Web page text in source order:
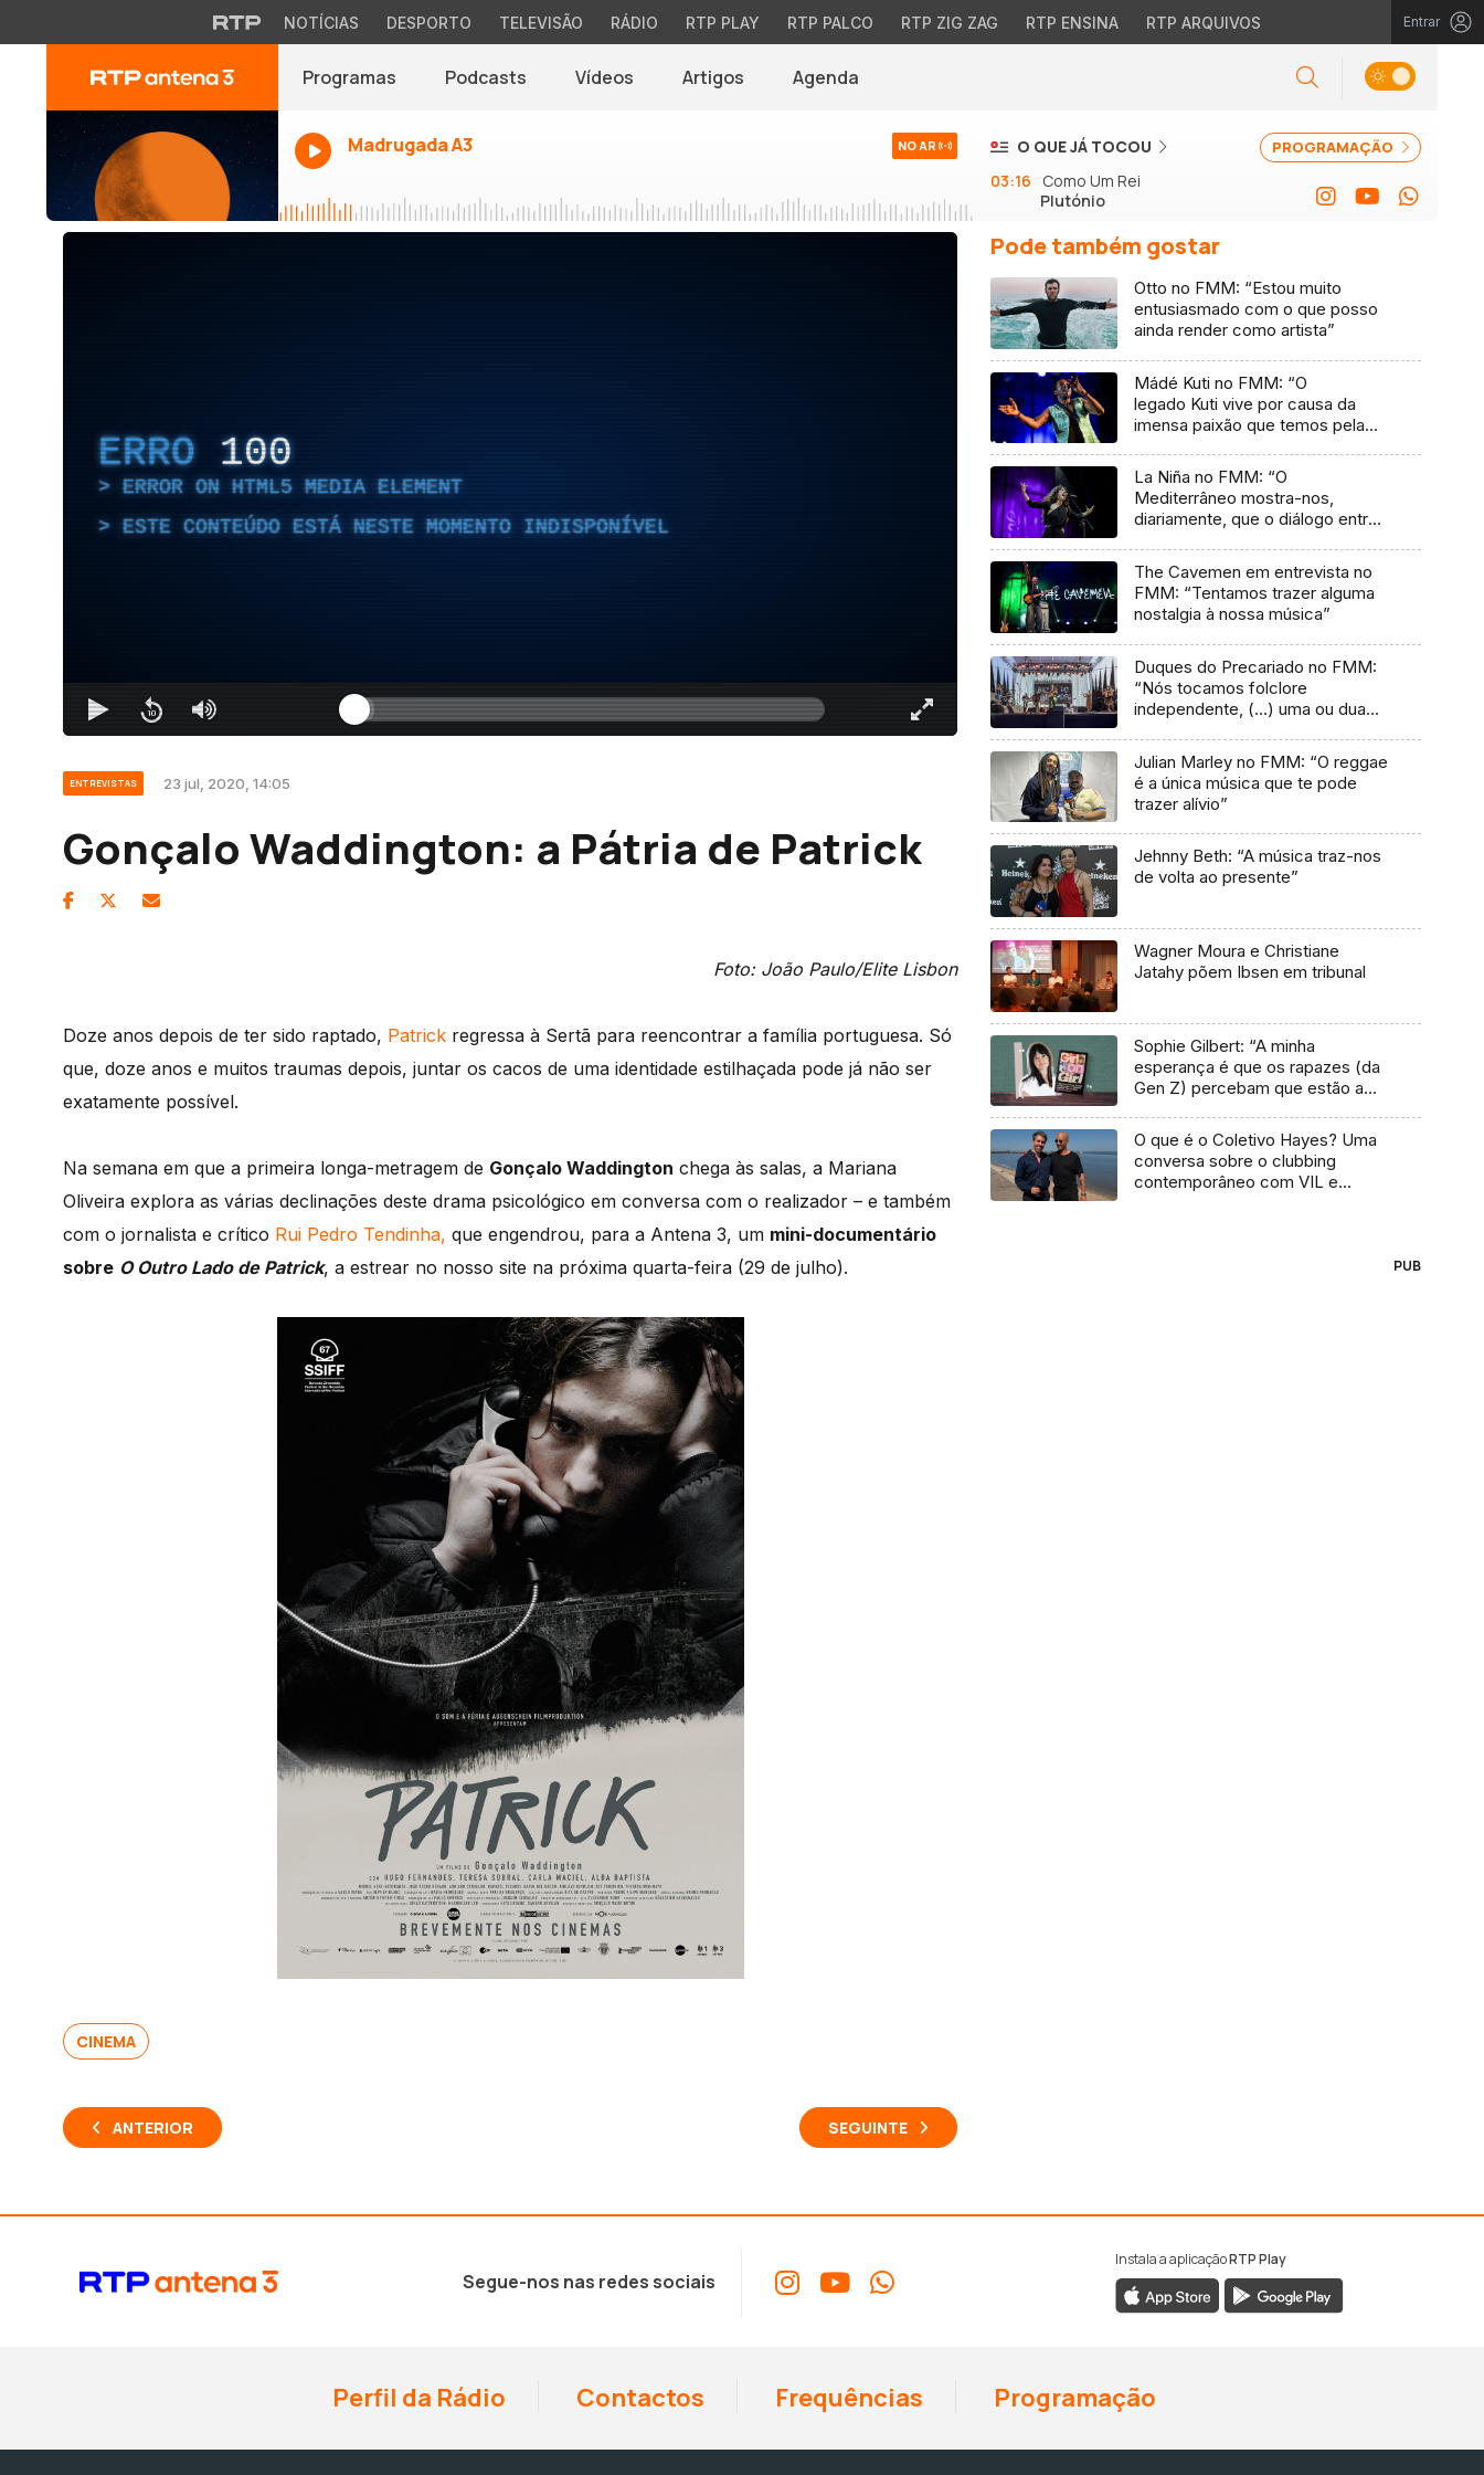
NOTÍCIAS DESPORTO TELEVISÃO RÁDIO RTP PLAY RTP PALCO RTP ZIG ZAG RTP ENSINA RTP ARQUIVOS Entrar
Programas Podcasts Vídeos Artigos Agenda
Madrugada A3 NO AR PROGRAMAÇÃO
O QUE JÁ TOCOU
03:16
Como Um Rei
Plutónio
ERRO 100
ERROR ON HTML5 MEDIA ELEMENT
ESTE CONTEÚDO ESTÁ NESTE MOMENTO INDISPONÍVEL
ENTREVISTAS 23 jul, 2020, 14:05
Gonçalo Waddington: a Pátria de Patrick
Foto: João Paulo/Elite Lisbon
Doze anos depois de ter sido raptado, Patrick regressa à Sertã para reencontrar a família portuguesa. Só
que, doze anos e muitos traumas depois, juntar os cacos de uma identidade estilhaçada pode já não ser
exatamente possível.
Na semana em que a primeira longa-metragem de Gonçalo Waddington chega às salas, a Mariana
Oliveira explora as várias declinações deste drama psicológico em conversa com o realizador – e também
com o jornalista e crítico Rui Pedro Tendinha, que engendrou, para a Antena 3, um mini-documentário
sobre O Outro Lado de Patrick, a estrear no nosso site na próxima quarta-feira (29 de julho).
CINEMA
ANTERIOR SEGUINTE
Pode também gostar
Otto no FMM: “Estou muito
entusiasmado com o que posso
ainda render como artista”
Mádé Kuti no FMM: “O
legado Kuti vive por causa da
imensa paixão que temos pela
La Niña no FMM: “O
Mediterrâneo mostra-nos,
diariamente, que o diálogo entre
The Cavemen em entrevista no
FMM: “Tentamos trazer alguma
nostalgia à nossa música”
Duques do Precariado no FMM:
“Nós tocamos folclore
independente, (…) uma ou duas
Julian Marley no FMM: “O reggae
é a única música que te pode
trazer alívio”
Jehnny Beth: “A música traz-nos
de volta ao presente”
Wagner Moura e Christiane
Jatahy põem Ibsen em tribunal
Sophie Gilbert: “A minha
esperança é que os rapazes (da
Gen Z) percebam que estão a
O que é o Coletivo Hayes? Uma
conversa sobre o clubbing
contemporâneo com VIL e
PUB
Segue-nos nas redes sociais
Instala a aplicaçãoRTP Play
Perfil da Rádio Contactos Frequências Programação